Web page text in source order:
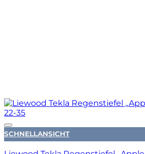
SCHNELLANSICHT